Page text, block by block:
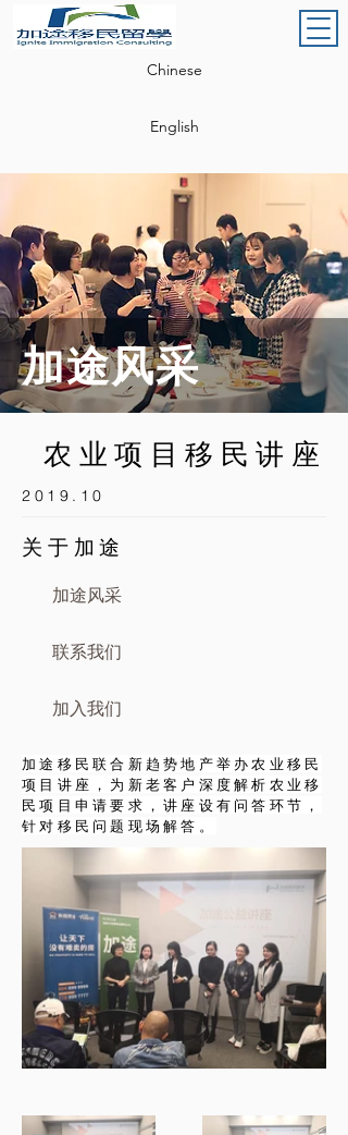
Chinese
English
加途风采
农业项目移民讲座
2019.10
关于加途
加途风采
联系我们
加入我们
加途移民联合新趋势地产举办农业移民
项目讲座，为新老客户深度解析农业移
民项目申请要求，讲座设有问答环节，
针对移民问题现场解答。